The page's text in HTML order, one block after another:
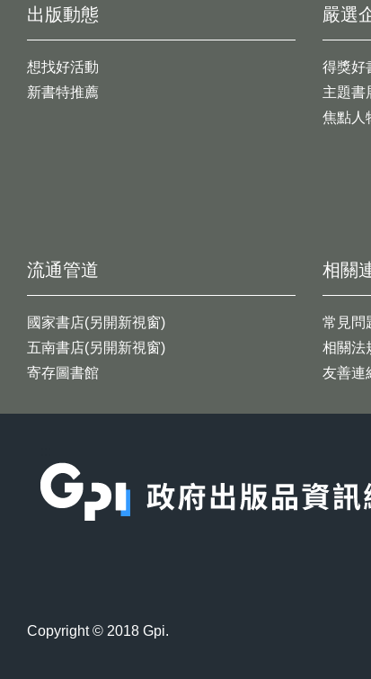
出版動態
想找好活動
新書特推薦
嚴選
得獎好
主題書
焦點人
流通管道
國家書店(另開新視窗)
五南書店(另開新視窗)
寄存圖書館
相關
常見問
相關法
友善連
Copyright © 2018 Gpi.